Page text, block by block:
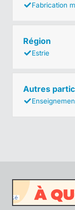
Fabrication
Région
Estrie
Autres